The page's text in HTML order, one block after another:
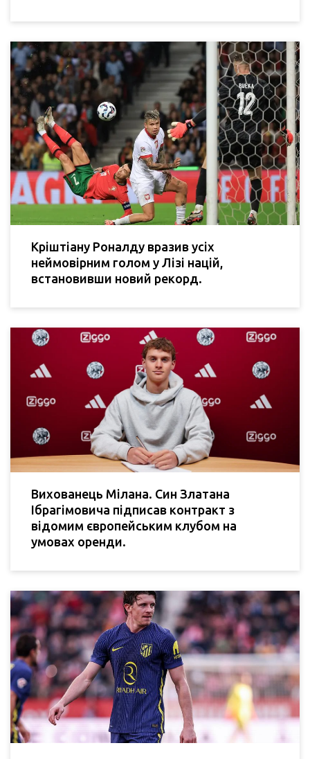
Кріштіану Роналду вразив усіх
неймовірним голом у Лізі націй,
встановивши новий рекорд.
Вихованець Мілана. Син Златана
Ібрагімовича підписав контракт з
відомим європейським клубом на
умовах оренди.